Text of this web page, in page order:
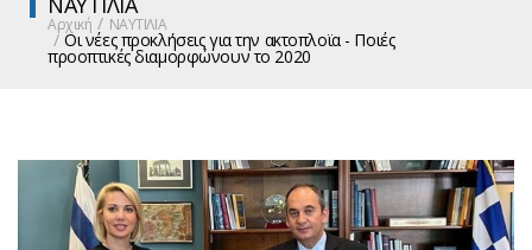
Αρχική ΝΑΥΤΙΛΙΑ
Οι νέες προκλήσεις για την ακτοπλοϊα - Ποιές
προοπτικές διαμορφώνουν το 2020